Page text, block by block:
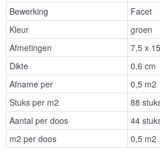
Bewerking
Facet
Kleur
groen
Afmetingen
7,5 x
Dikte
0,6 cm
Afname per
0,5 m2
Stuks per m2
88
Aantal per doos
44
m2 per doos
0,5 m2